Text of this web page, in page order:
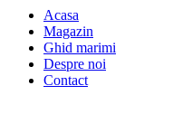
Acasa
Magazin
Ghid marimi
Despre noi
Contact